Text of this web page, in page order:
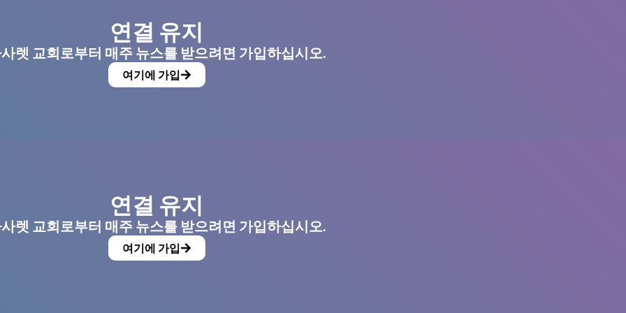
연결 유지
렛 교회로부터 매주 뉴스를 받으려면 가입하십시오.
여기에 가입
연결 유지
렛 교회로부터 매주 뉴스를 받으려면 가입하십시오.
여기에 가입